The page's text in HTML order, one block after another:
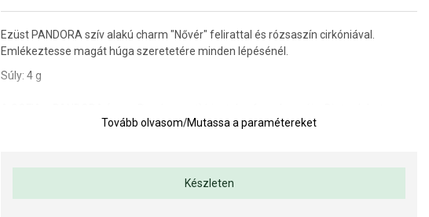
Ezüst PANDORA szív alakú charm "Nővér" felirattal és rózsaszín cirkóniával.
Emlékeztesse magát húga szeretetére minden lépésénél.
Súly: 4 g
benne, hogy eredeti ékszert vásárol, komplett márkás csomagolásban.
Tovább olvasom/Mutassa a paramétereket
Készleten